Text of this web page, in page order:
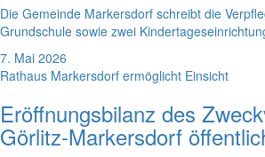
Die Gemeinde Markersdorf schreibt die
Grundschule sowie zwei
7. Mai 2026
Rathaus Markersdorf ermöglicht Einsicht
Eröffnungsbilanz des
Görlitz-Markersdorf